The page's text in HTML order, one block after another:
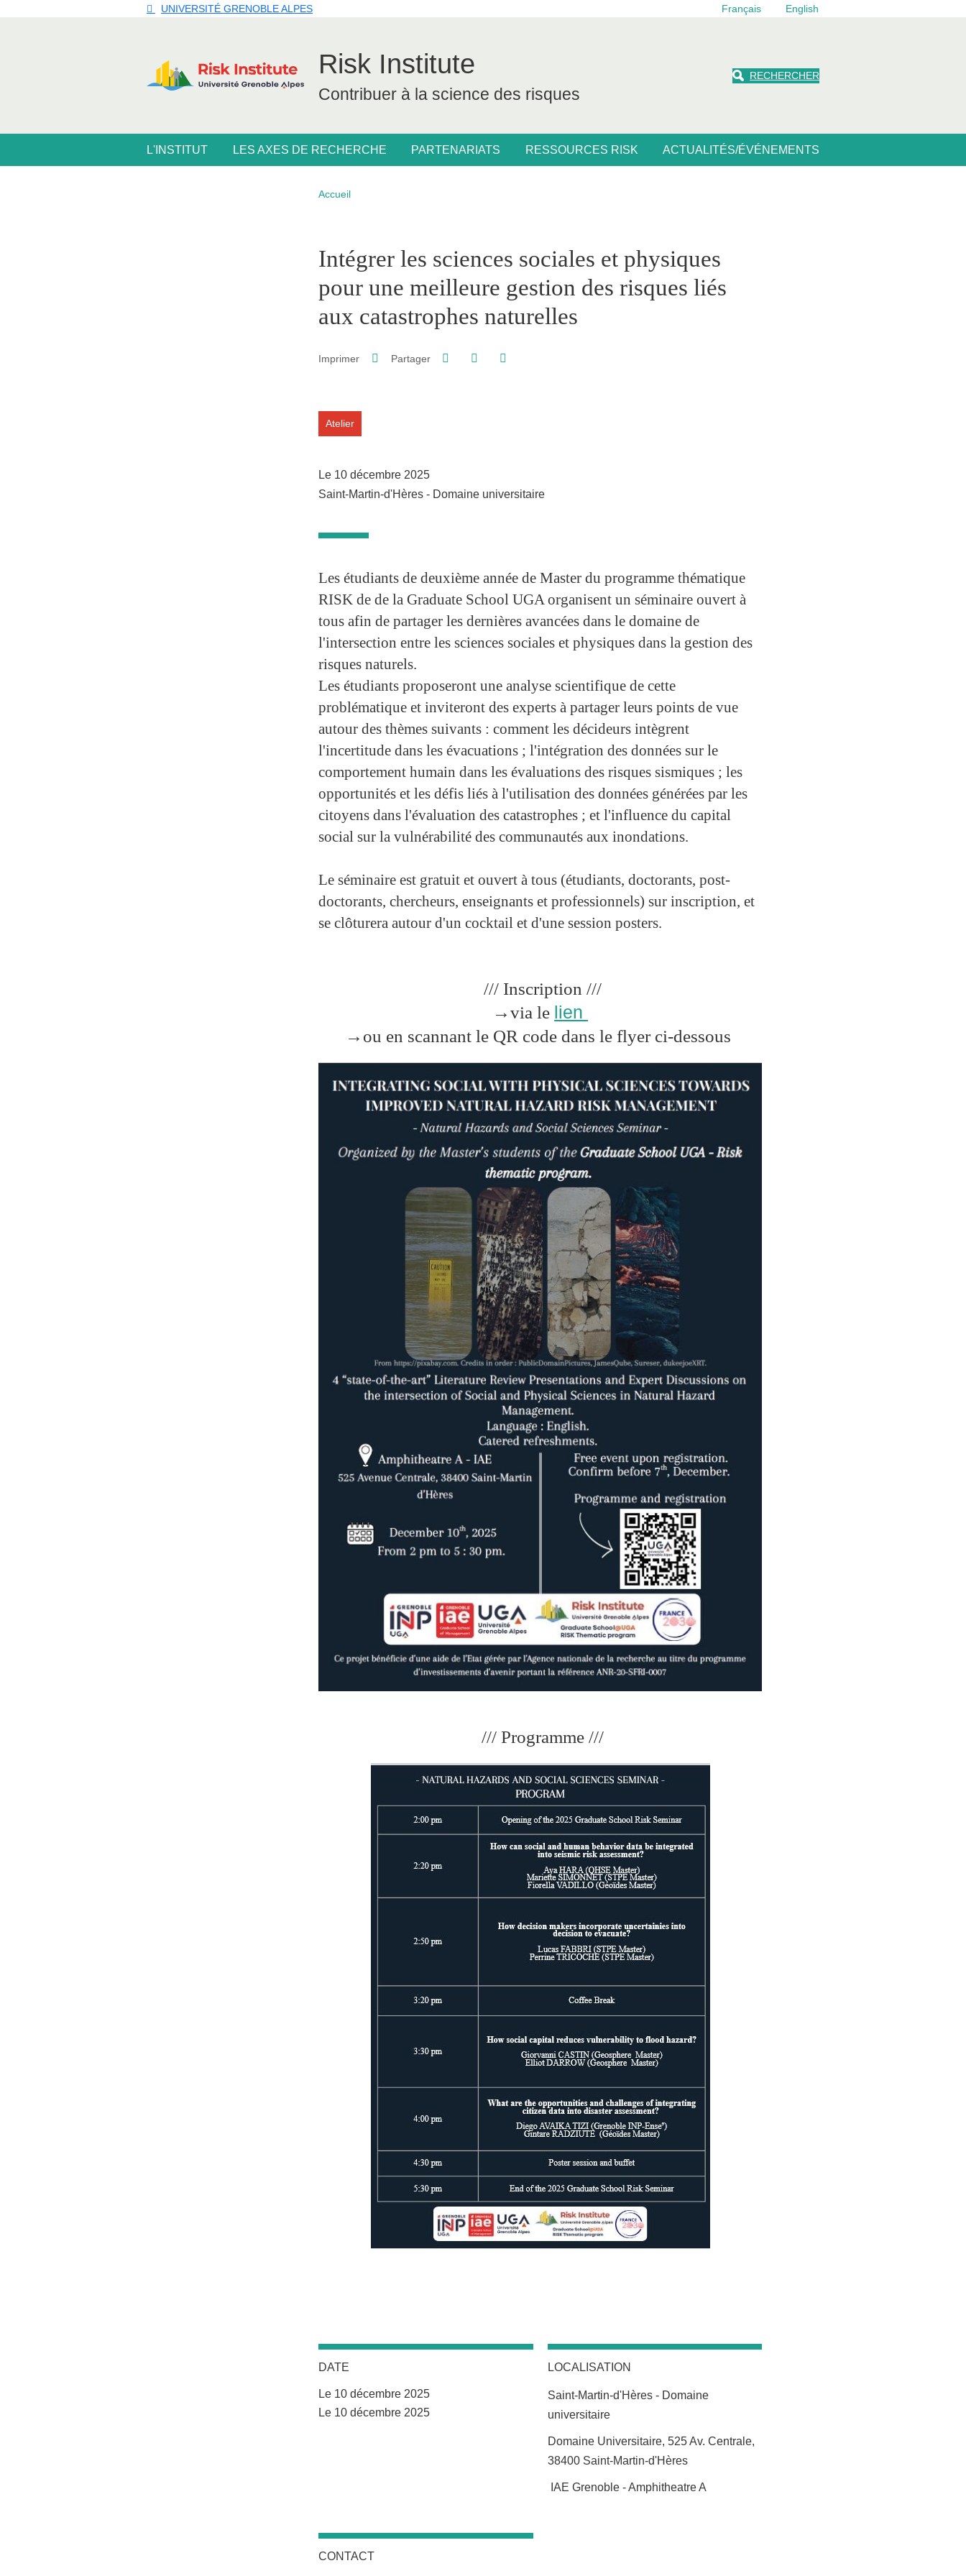
UNIVERSITÉ GRENOBLE ALPES Français English
Risk Institute
Contribuer à la science des risques
RECHERCHER
Navigation principale
L'INSTITUT LES AXES DE RECHERCHE PARTENARIATS RESSOURCES RISK ACTUALITÉS/ÉVÉNEMENTS
Fil d'Ariane
Accueil
Navigation principale SidebarIntégrer les sciences sociales et physiques
pour une meilleure gestion des risques liés
aux catastrophes naturelles
Imprimer Partager Partager sur Facebook
Partager sur LinkedIn
Atelier
Le 10 décembre 2025
Saint-Martin-d'Hères - Domaine universitaire
Les étudiants de deuxième année de Master du programme thématique
RISK de de la Graduate School UGA organisent un séminaire ouvert à
tous afin de partager les dernières avancées dans le domaine de
l'intersection entre les sciences sociales et physiques dans la gestion des
risques naturels.
Les étudiants proposeront une analyse scientifique de cette
problématique et inviteront des experts à partager leurs points de vue
autour des thèmes suivants : comment les décideurs intègrent
l'incertitude dans les évacuations ; l'intégration des données sur le
comportement humain dans les évaluations des risques sismiques ; les
opportunités et les défis liés à l'utilisation des données générées par les
citoyens dans l'évaluation des catastrophes ; et l'influence du capital
social sur la vulnérabilité des communautés aux inondations.
Le séminaire est gratuit et ouvert à tous (étudiants, doctorants, post-
doctorants, chercheurs, enseignants et professionnels) sur inscription, et
se clôturera autour d'un cocktail et d'une session posters.
/// Inscription ///
→via le lien
→ou en scannant le QR code dans le flyer ci-dessous
/// Programme ///
DATE
Le 10 décembre 2025
Complément date
Le 10 décembre 2025
LOCALISATION
Saint-Martin-d'Hères - Domaine
universitaire
Complément lieu
Domaine Universitaire, 525 Av. Centrale,
38400 Saint-Martin-d'Hères
IAE Grenoble - Amphitheatre A
CONTACT